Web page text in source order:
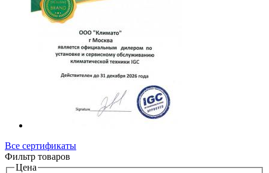
Все сертификаты
Фильтр товаров
Цена